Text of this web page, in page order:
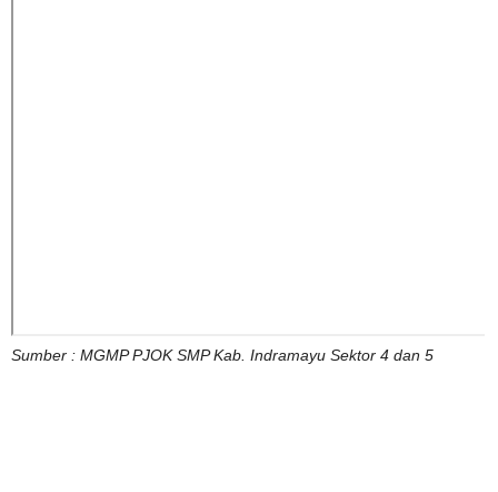
Sumber : MGMP PJOK SMP Kab. Indramayu Sektor 4 dan 5